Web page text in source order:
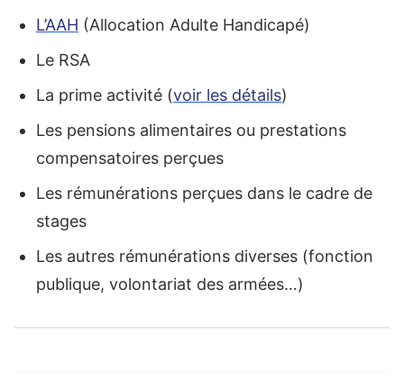
L’AAH (Allocation Adulte Handicapé)
Le RSA
La prime activité (voir les détails)
Les pensions alimentaires ou prestations
compensatoires perçues
Les rémunérations perçues dans le cadre de
stages
Les autres rémunérations diverses (fonction
publique, volontariat des armées…)